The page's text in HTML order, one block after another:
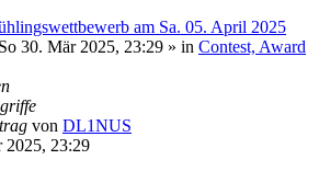
am Sa. 05. April 2025
So 30. Mär 2025, 23:29 » in Contest, Award
von DL1NUS
2025, 23:29